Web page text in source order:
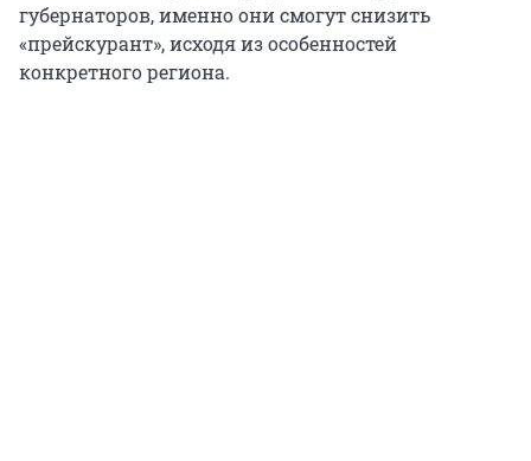
губернаторов, именно они смогут снизить
«прейскурант», исходя из особенностей
конкретного региона.